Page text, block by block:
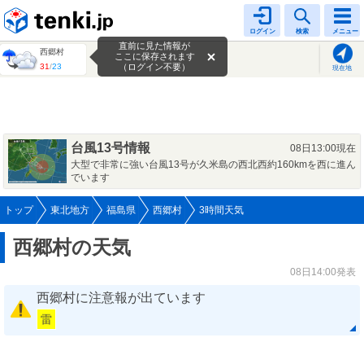
ログイン 検索 メニュー
西郷村
31/23 現在地
直前に見た情報が
ここに保存されます
（ログイン不要）
台風13号情報
08日13:00現在
大型で非常に強い台風13号が久米島の西北西約160kmを西に進ん
でいます
トップ 東北地方 福島県 西郷村 3時間天気
西郷村の天気
08日14:00発表
西郷村に注意報が出ています
雷